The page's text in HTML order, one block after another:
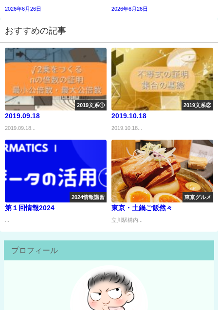
2026年6月26日 2026年6月26日
おすすめの記事
2019文系①
2019.09.18
2019.09.18...
2019文系②
2019.10.18
2019.10.18...
2024情報講習
第１回情報2024
東京グルメ
東京・土鍋ご飯然々
立川駅構内...
プロフィール